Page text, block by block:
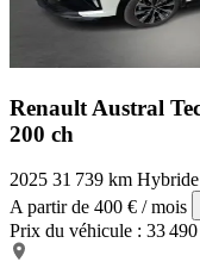
Renault Austral
200 ch
2025 31 739 km Hybride
A partir de 400 € / mois
Prix du véhicule : 33